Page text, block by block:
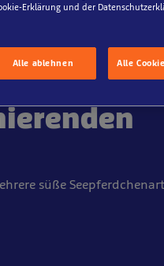
süße
Erklärung und der
Alle ablehnen Alle